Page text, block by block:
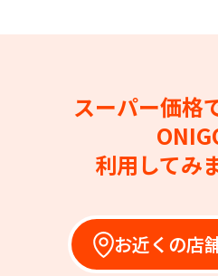
スーパー価格
利用してみ
お近くの店